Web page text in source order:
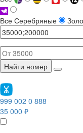
Все Серебряные
Найти номер
999 002 0 888
35 000 ₽